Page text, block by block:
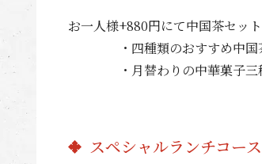
お一人様+880円にて中国茶セッ
・四種類のおすすめ中国茶
・月替わりの中華菓子三
スペシャルランチコ